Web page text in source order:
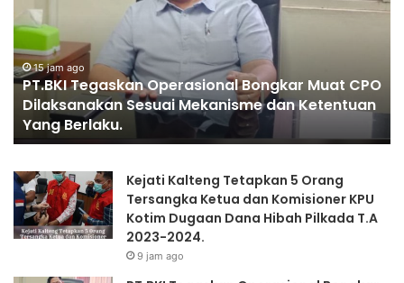
Bongkar
Muat
CPO
Dilaksanakan
Sesuai
Mekanisme
dan
Ketentuan
Berlaku.
15 jam ago
PT.BKI Tegaskan Operasional Bongkar Muat CPO
Dilaksanakan Sesuai Mekanisme dan Ketentuan
Yang Berlaku.
Kejati Kalteng Tetapkan 5 Orang
Tersangka Ketua dan Komisioner KPU
Kotim Dugaan Dana Hibah Pilkada T.A
2023-2024.
9 jam ago